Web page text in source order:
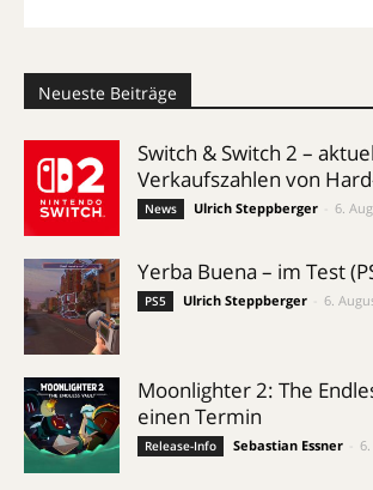
Neueste Beiträge
Switch & Switch 2 –
Verkaufszahlen von
News Ulrich Steppberger 6.
Yerba Buena – im Test
PS5 Ulrich Steppberger 6.
Moonlighter 2: The
einen Termin
Release-Info Sebastian Essner